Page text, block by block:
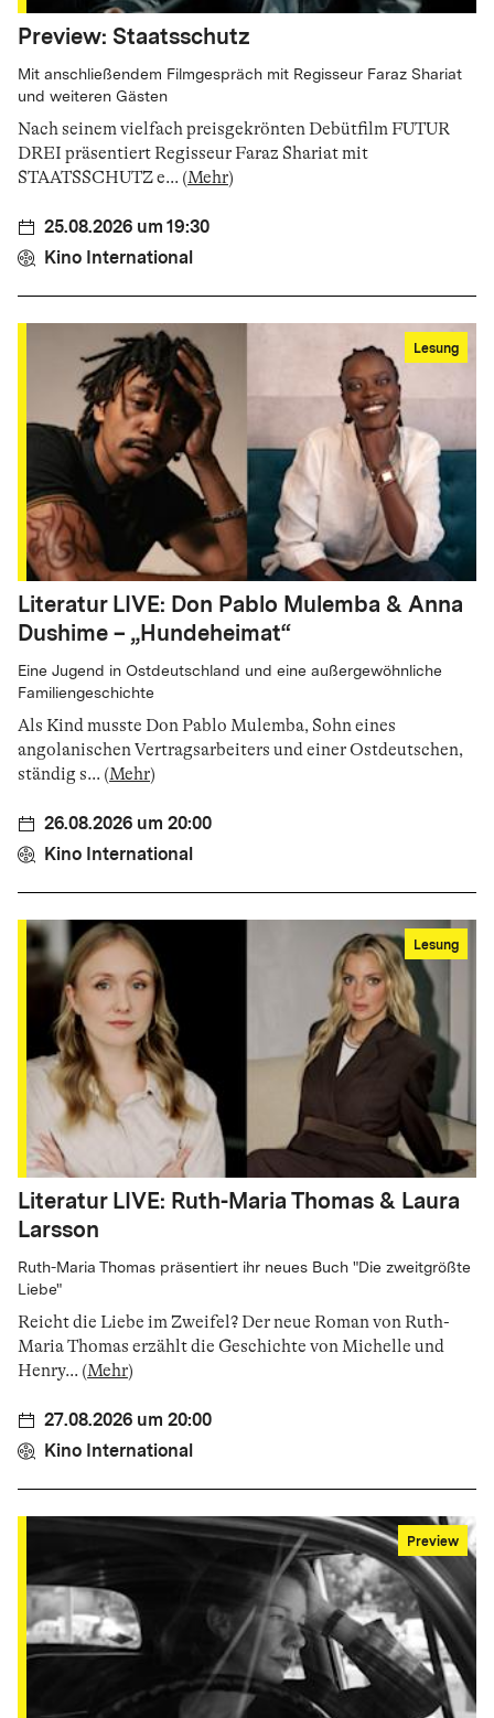
Preview: Staatsschutz
Mit anschließendem Filmgespräch mit Regisseur Faraz Shariat
und weiteren Gästen
Nach seinem vielfach preisgekrönten Debütfilm FUTUR
DREI präsentiert Regisseur Faraz Shariat mit
STAATSSCHUTZ e... (Mehr)
25.08.2026 um 19:30
Kino International
Lesung
Literatur LIVE: Don Pablo Mulemba & Anna
Dushime – „Hundeheimat“
Eine Jugend in Ostdeutschland und eine außergewöhnliche
Familiengeschichte
Als Kind musste Don Pablo Mulemba, Sohn eines
angolanischen Vertragsarbeiters und einer Ostdeutschen,
ständig s... (Mehr)
26.08.2026 um 20:00
Kino International
Lesung
Literatur LIVE: Ruth-Maria Thomas & Laura
Larsson
Ruth-Maria Thomas präsentiert ihr neues Buch "Die zweitgrößte
Liebe"
Reicht die Liebe im Zweifel? Der neue Roman von Ruth-
Maria Thomas erzählt die Geschichte von Michelle und
Henry... (Mehr)
27.08.2026 um 20:00
Kino International
Preview